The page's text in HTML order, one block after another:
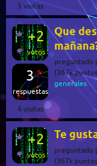
5 visitas
+2
votos
3
respuestas
4visitas
Que
preguntado
(367k
generales
+2
votos
Te
preguntado
(367k